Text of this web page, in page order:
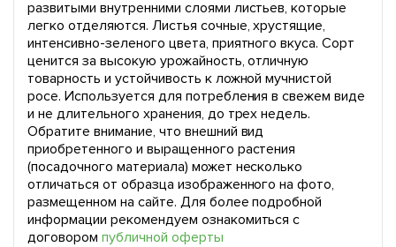
развитыми внутренними слоями листьев, которые
легко отделяются. Листья сочные, хрустящие,
интенсивно-зеленого цвета, приятного вкуса. Сорт
ценится за высокую урожайность, отличную
товарность и устойчивость к ложной мучнистой
росе. Используется для потребления в свежем виде
и не длительного хранения, до трех недель.
Обратите внимание, что внешний вид
приобретенного и выращенного растения
(посадочного материала) может несколько
отличаться от образца изображенного на фото,
размещенном на сайте. Для более подробной
информации рекомендуем ознакомиться с
договором публичной оферты